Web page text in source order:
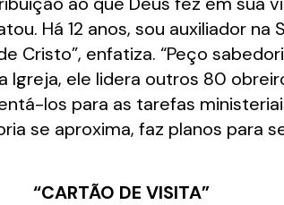
Há 12 anos, sou auxiliador na
Cristo”, enfatiza. “Peço
Igreja, ele lidera outros 80
los para as tarefas
se aproxima, faz planos para
“CARTÃO DE VISITA”